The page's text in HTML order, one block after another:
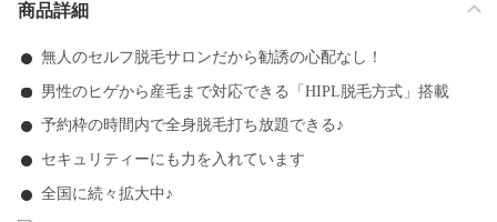
商品詳細
無人のセルフ脱毛サロンだから勧誘の心配なし！
男性のヒゲから産毛まで対応できる「HIPL脱毛方式」搭載
予約枠の時間内で全身脱毛打ち放題できる♪
セキュリティーにも力を入れています
全国に続々拡大中♪